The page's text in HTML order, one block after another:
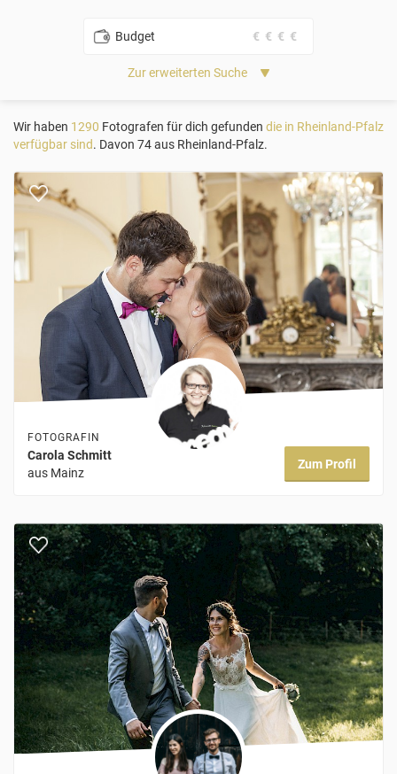
Budget € € € €
Zur erweiterten Suche
Wir haben 1290 Fotografen für dich gefunden die in Rheinland-Pfalz
verfügbar sind. Davon 74 aus Rheinland-Pfalz.
FOTOGRAFIN
Carola Schmitt
aus Mainz
Zum Profil